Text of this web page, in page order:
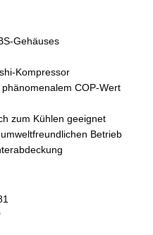
Gehäuses
Kompressor
COP-Wert
zum Kühlen geeignet
Betrieb